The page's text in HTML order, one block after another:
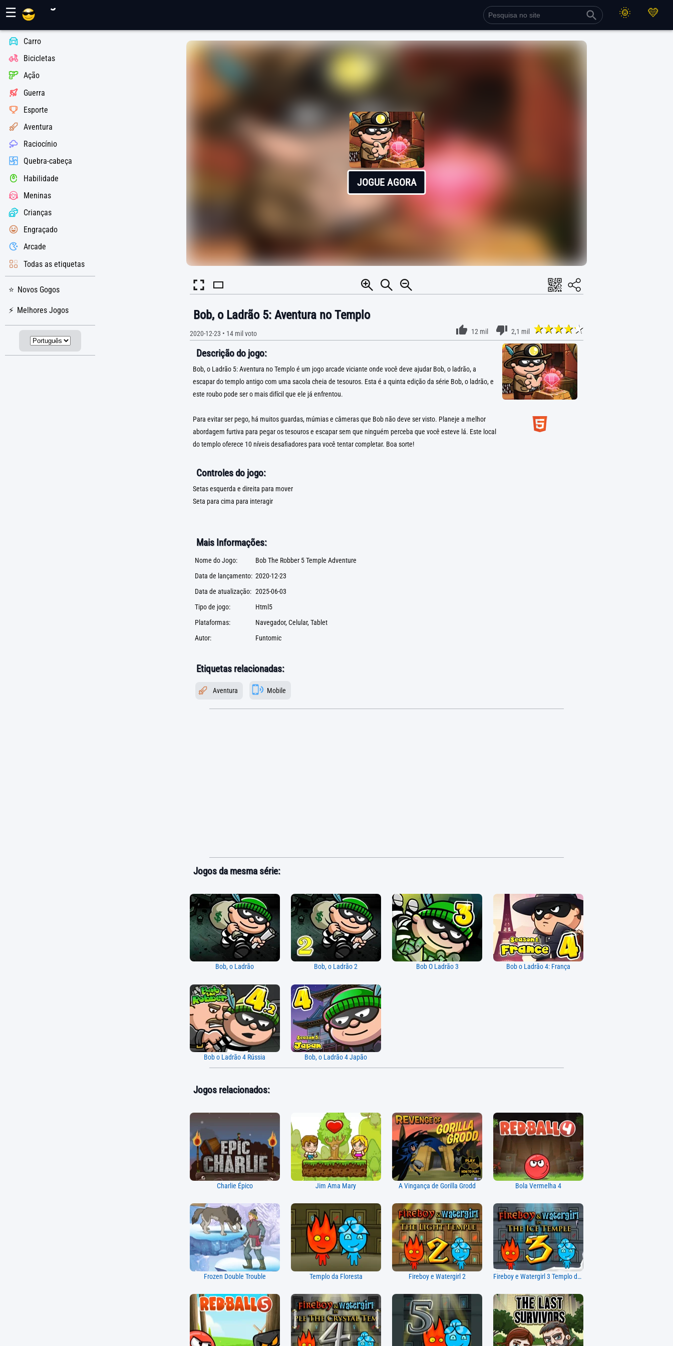
☰
Carro
Bicicletas
Ação
Guerra
Esporte
Aventura
Raciocínio
Quebra-cabeça
Habilidade
Meninas
Crianças
Engraçado
Arcade
Todas as etiquetas
Novos Gogos
Melhores Jogos
JOGUE AGORA
Bob, o Ladrão 5: Aventura no Templo
2020-12-23 • 14 mil voto 12 mil 2,1 mil
Descrição do jogo:
Bob, o Ladrão 5: Aventura no Templo é um jogo arcade viciante onde você deve ajudar Bob, o ladrão, a
escapar do templo antigo com uma sacola cheia de tesouros. Esta é a quinta edição da série Bob, o ladrão, e
este roubo pode ser o mais difícil que ele já enfrentou.
Para evitar ser pego, há muitos guardas, múmias e câmeras que Bob não deve ser visto. Planeje a melhor
abordagem furtiva para pegar os tesouros e escapar sem que ninguém perceba que você esteve lá. Este local
do templo oferece 10 níveis desafiadores para você tentar completar. Boa sorte!
Controles do jogo:
Setas esquerda e direita para mover
Seta para cima para interagir
Mais Informações:
Nome do Jogo:
Bob The Robber 5 Temple Adventure
Data de lançamento: 2020-12-23
Data de atualização: 2025-06-03
Tipo de jogo:
Html5
Plataformas:
Navegador, Celular, Tablet
Autor:
Funtomic
Etiquetas relacionadas:
Aventura Mobile
Jogos da mesma série:
Bob, o Ladrão Bob, o Ladrão 2 Bob O Ladrão 3 Bob o Ladrão 4: França
Bob o Ladrão 4 Rússia Bob, o Ladrão 4 Japão
Jogos relacionados:
Charlie Épico Jim Ama Mary A Vingança de Gorilla Grodd Bola Vermelha 4
Frozen Double Trouble Templo da Floresta Fireboy e Watergirl 2 Fireboy e Watergirl 3 Templo de Gelo